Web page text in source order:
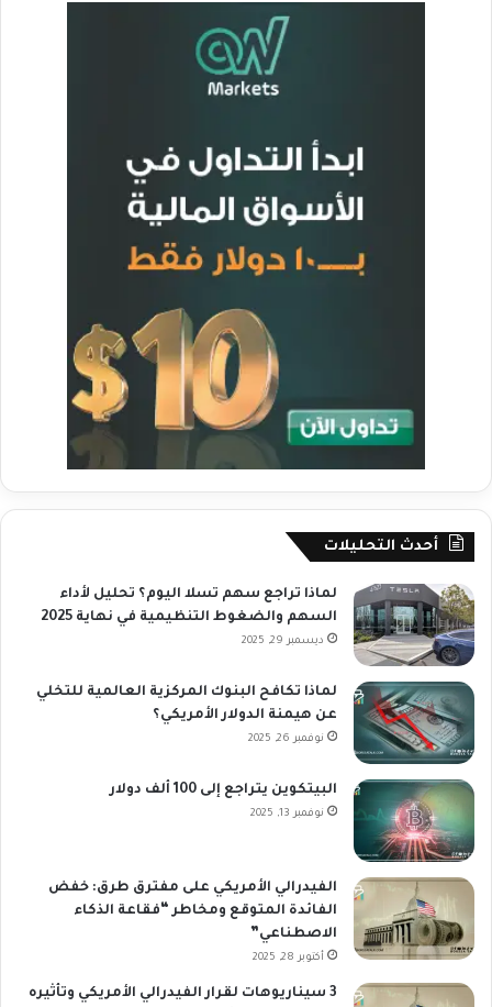
أحدث التحليلات
لماذا تراجع سهم تسلا اليوم؟ تحليل لأداء
السهم والضغوط التنظيمية في نهاية 2025
ديسمبر 29, 2025
لماذا تكافح البنوك المركزية العالمية للتخلي
عن هيمنة الدولار الأمريكي؟
نوفمبر 26, 2025
البيتكوين يتراجع إلى 100 ألف دولار
نوفمبر 13, 2025
الفيدرالي الأمريكي على مفترق طرق: خفض
الفائدة المتوقع ومخاطر “فقاعة الذكاء
الاصطناعي”
أكتوبر 28, 2025
3 سيناريوهات لقرار الفيدرالي الأمريكي وتأثيره